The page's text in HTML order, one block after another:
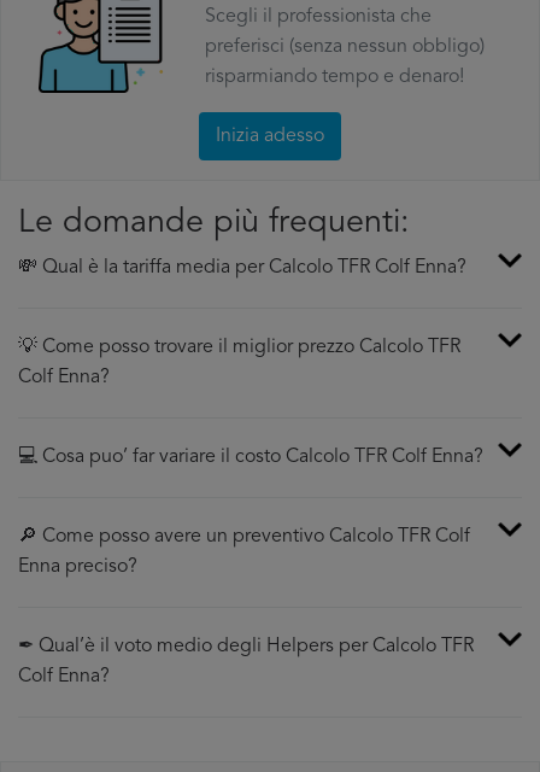
Scegli il professionista che
preferisci (senza nessun obbligo)
risparmiando tempo e denaro!
Inizia adesso
Le domande più frequenti:
💸 Qual è la tariffa media per Calcolo TFR Colf Enna?
💡 Come posso trovare il miglior prezzo Calcolo TFR
Colf Enna?
💻 Cosa puo’ far variare il costo Calcolo TFR Colf Enna?
🔎 Come posso avere un preventivo Calcolo TFR Colf
Enna preciso?
✒ Qual’è il voto medio degli Helpers per Calcolo TFR
Colf Enna?